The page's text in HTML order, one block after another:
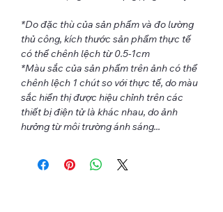
*Do đặc thù của sản phẩm và đo lường
thủ công, kích thước sản phẩm thực tế
có thể chênh lệch từ 0.5-1cm
*Màu sắc của sản phẩm trên ảnh có thể
chênh lệch 1 chút so với thực tế, do màu
sắc hiển thị được hiệu chỉnh trên các
thiết bị điện tử là khác nhau, do ảnh
hưởng từ môi trường ánh sáng...